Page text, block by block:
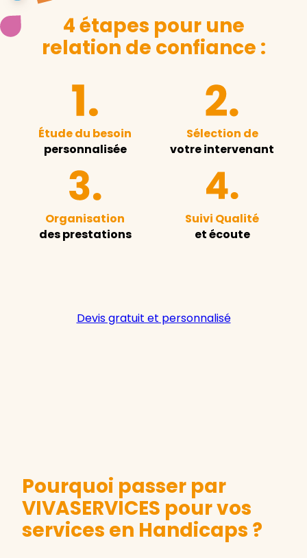
4 étapes pour une
relation de confiance :
Étude du besoin
personnalisée
Sélection de
votre intervenant
Organisation
des prestations
Suivi Qualité
et écoute
Devis gratuit et personnalisé
Pourquoi passer par
VIVASERVICES pour vos
services en Handicaps ?